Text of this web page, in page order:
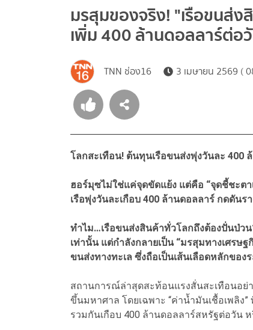
มรสุมของจริง! "เรือขนส่
เพิ่ม 400 ล้านดอลลาร์ต่
TNN ช่อง16 3 เมษายน 2569 (
โลกสะเทือน! ต้นทุนเรือขนส่งพุ่งวันละ 400
ฮอร์มุซไม่ใช่แค่จุดขัดแย้ง แต่คือ “จุดชี้ชะต
เรือพุ่งวันละเกือบ 400 ล้านดอลลาร์ กดดัน
ทำไม…เรือขนส่งสินค้าทั่วโลกถึงต้องปั่นป่ว
เท่านั้น แต่กำลังกลายเป็น “มรสุมทางเศรษ
ขนส่งทางทะเล ซึ่งถือเป็นเส้นเลือดหลักของ
สถานการณ์ล่าสุดสะท้อนแรงสั่นสะเทือนอย่
ขึ้นมหาศาล โดยเฉพาะ “ค่าน้ำมันเชื้อเพลิง
รวมกันเกือบ 400 ล้านดอลลาร์สหรัฐต่อวัน